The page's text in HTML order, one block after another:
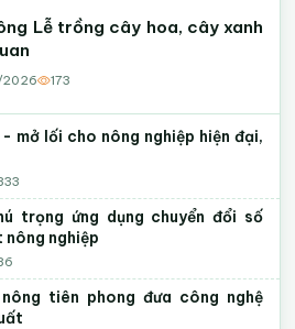
Lễ trồng cây hoa, cây xanh
173
mở lối cho nông nghiệp hiện đại,
trọng ứng dụng chuyển đổi số
nghiệp
nông tiên phong đưa công nghệ